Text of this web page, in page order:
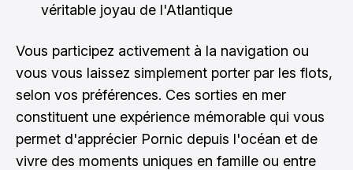
véritable joyau de l'Atlantique
Vous participez activement à la navigation ou
vous vous laissez simplement porter par les flots,
selon vos préférences. Ces sorties en mer
constituent une expérience mémorable qui vous
permet d'apprécier Pornic depuis l'océan et de
vivre des moments uniques en famille ou entre